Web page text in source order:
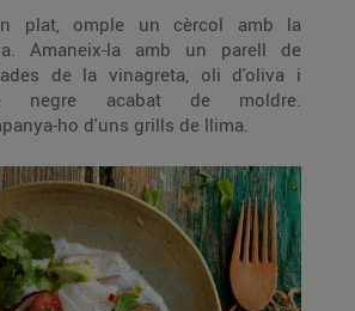
plat, omple un cèrcol amb la
Amaneix-la amb un parell de
de la vinagreta, oli d'oliva i
negre acabat de moldre.
ho d'uns grills de llima.